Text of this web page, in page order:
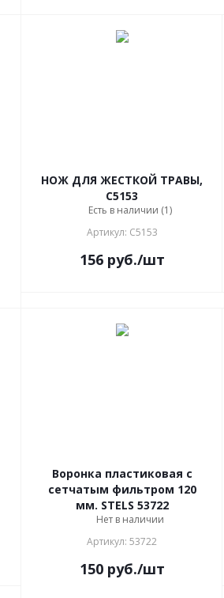
НОЖ ДЛЯ ЖЕСТКОЙ ТРАВЫ,
C5153
Есть в наличии (1)
Артикул: C5153
156руб./шт
Воронка пластиковая с
сетчатым фильтром 120
мм. STELS 53722
Нет в наличии
Артикул: 53722
150руб./шт